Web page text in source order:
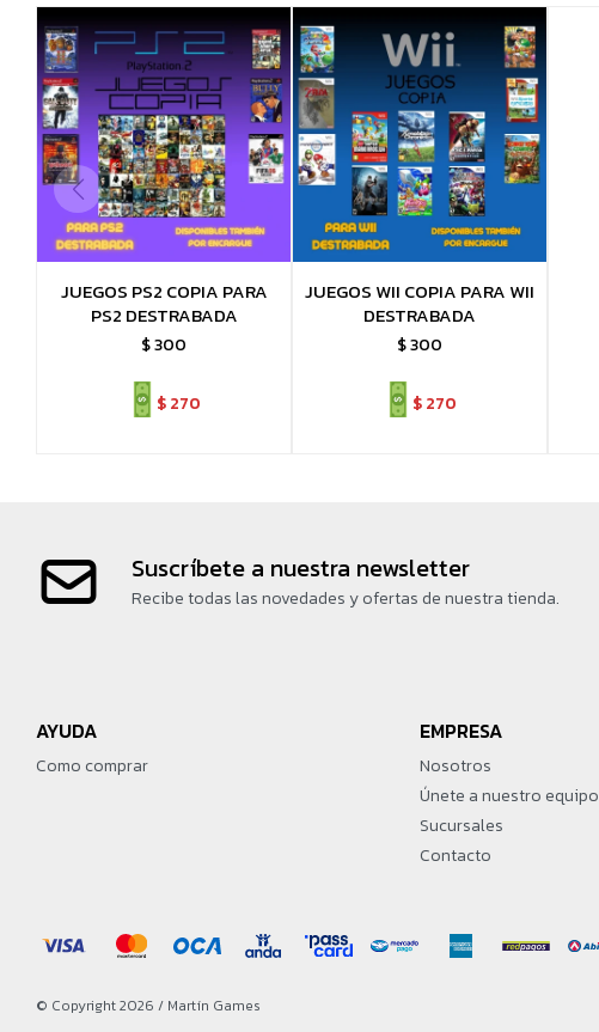
JUEGOS PS2 COPIA PARA
PS2 DESTRABADA
$300
$ 270
JUEGOS WII COPIA PARA WII
DESTRABADA
$300
$ 270
Suscríbete a nuestra newsletter
Recibe todas las novedades y ofertas de nuestra tienda.
AYUDA
Como comprar
EMPRESA
Nosotros
Únete a nuestro equipo
Sucursales
Contacto
© Copyright 2026 / Martín Games